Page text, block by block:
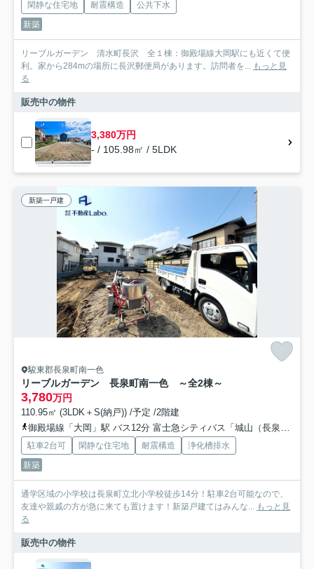
閑静な住宅地 耐震構造
公共下水
新築
リーブルガーデン 清水町長沢 全１棟：御殿場線大岡駅にも近くて便
利。家から284mの場所に長沢郵便局があります。訪問者を... もっと見
る
販売中の物件
3,380万円
- / 105.98㎡ / 5LDK
新築一戸建
駿東郡長泉町南一色
リーブルガーデン 長泉町南一色 ～全2棟～
3,780万円
110.95㎡ (3LDK＋S(納戸)) /予定 /2階建
御殿場線「大岡」駅 バス12分 富士急シティバス「城山（長泉町）」 停歩11分
駐車2台可 閑静な住宅地 耐震構造
浄化槽排水
新築
通学区域の小学校は長泉町立北小学校徒歩14分！駐車2台可能なので、
友達や親戚の方が急に来ても置けます！新築戸建てはみんな... もっと見
る
販売中の物件